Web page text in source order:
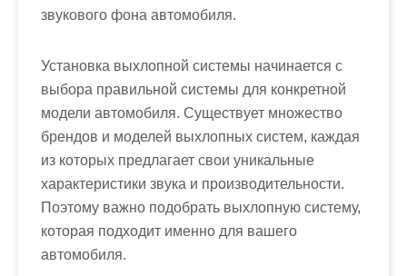
звукового фона автомобиля.
Установка выхлопной системы начинается с
выбора правильной системы для конкретной
модели автомобиля. Существует множество
брендов и моделей выхлопных систем, каждая
из которых предлагает свои уникальные
характеристики звука и производительности.
Поэтому важно подобрать выхлопную систему,
которая подходит именно для вашего
автомобиля.